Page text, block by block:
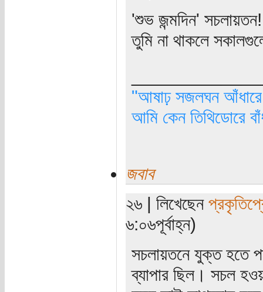
'শুভ জন্মদিন'
তুমি না থাকলে
"আষাঢ় সজলঘন আঁধারে,
আমি কেন তিথিডোরে
জবাব
২৬ | লিখেছেন
৬:০৬পূর্বাহ্ন)
সচলায়তনে যুক্ত হতে
ব্যাপার ছিল। সচল